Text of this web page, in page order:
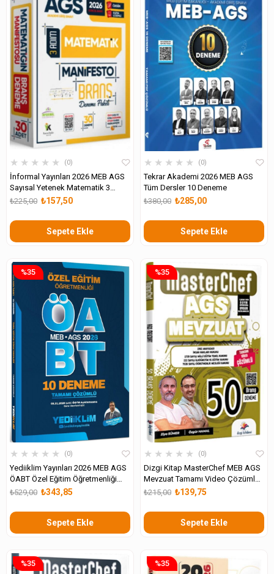
★ ★ ★ ★ ★ 0
İnformal Yayınları 2026 MEB AGS
Sayısal Yetenek Matematik 3
Adım Manifesto Branş 30 Deneme
₺157,50
₺225,00
Sepete Ekle
★ ★ ★ ★ ★ 0
Tekrar Akademi 2026 MEB AGS
Tüm Dersler 10 Deneme
₺285,00
₺380,00
Sepete Ekle
★ ★ ★ ★ ★ 0
Yediiklim Yayınları 2026 MEB AGS
ÖABT Özel Eğitim Öğretmenliği
Tamamı Çözümlü 10 Deneme
₺343,85
₺529,00
Sepete Ekle
%35
★ ★ ★ ★ ★ 0
Dizgi Kitap MasterChef MEB AGS
Mevzuat Tamamı Video Çözümlü
50 Branş Deneme
₺139,75
₺215,00
Sepete Ekle
%35
%35 %35